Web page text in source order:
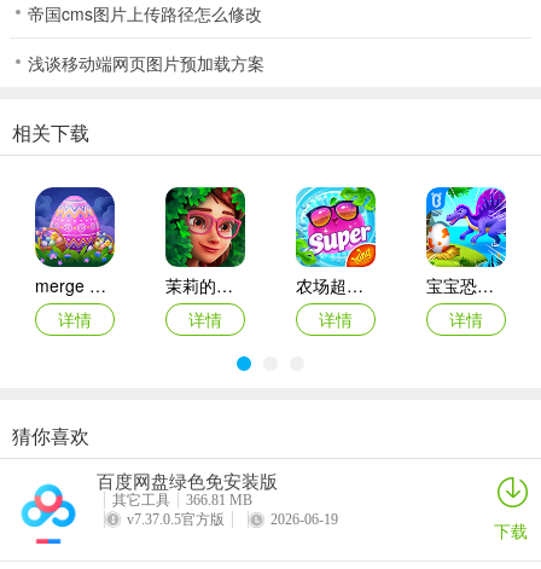
点击聊天
和目标好友聊天，提升好感度。
帝国cms图片上传路径怎么修改
浅谈移动端网页图片预加载方案
相关下载
merge dragons ios版
详情
茉莉的花园ipad版
详情
农场超级传奇苹果版
详情
宝宝恐龙家园ios版
详情
月兔漫游苹果版
详情
人力资源机器ios版
详情
宠物拯救传奇苹果版(Pet Rescue Saga)
鹅鸭杀苹果版
猜你喜欢
百度网盘绿色免安装版
其它工具
366.81 MB
v7.37.0.5官方版
2026-06-19 下载